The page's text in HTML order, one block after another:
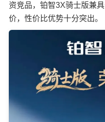
资竞品，铂智3X骑士版兼
价，性价比优势十分突出。